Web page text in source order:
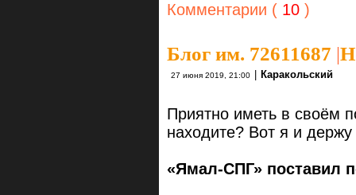
Комментарии ( 10 )
Блог им. 72611687 |
27 июня 2019, 21:00 | Каракольский
Приятно иметь в своём
находите? Вот я и
«Ямал-СПГ» поставил